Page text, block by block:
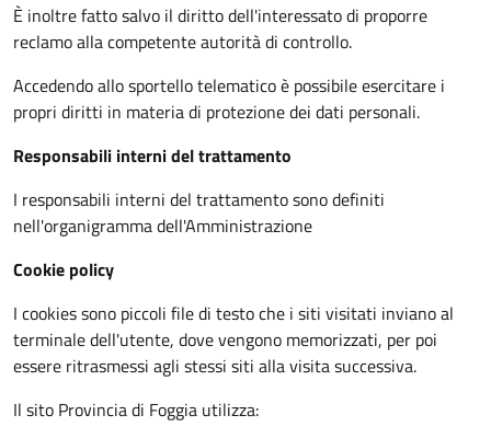
È inoltre fatto salvo il diritto dell'interessato di proporre
reclamo alla competente autorità di controllo.
Accedendo allo sportello telematico è possibile esercitare i
propri diritti in materia di protezione dei dati personali.
Responsabili interni del trattamento
I responsabili interni del trattamento sono definiti
nell'organigramma dell'Amministrazione
Cookie policy
I cookies sono piccoli file di testo che i siti visitati inviano al
terminale dell'utente, dove vengono memorizzati, per poi
essere ritrasmessi agli stessi siti alla visita successiva.
Il sito Provincia di Foggia utilizza: